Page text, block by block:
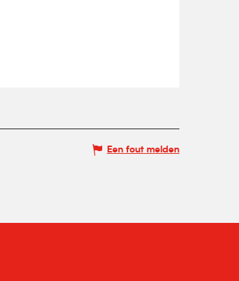
Een fout melden